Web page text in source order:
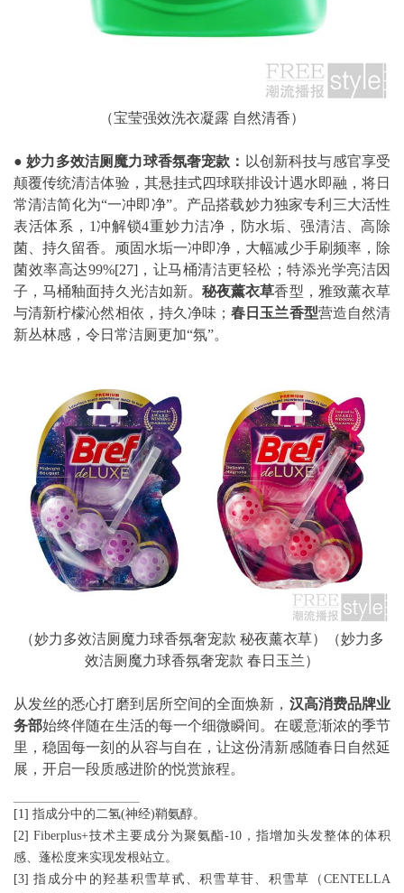
（宝莹强效洗衣凝露 自然清香）
●妙力多效洁厕魔力球香氛奢宠款： 以创新科技与感官享受
颠覆传统清洁体验，其悬挂式四球联排设计遇水即融，将日
常清洁简化为“一冲即净”。产品搭载妙力独家专利三大活性
表活体系，1冲解锁4重妙力洁净，防水垢、强清洁、高除
菌、持久留香。顽固水垢一冲即净，大幅减少手刷频率，除
菌效率高达99%[27]，让马桶清洁更轻松；特添光学亮洁因
子，马桶釉面持久光洁如新。秘夜薰衣草香型，雅致薰衣草
与清新柠檬沁然相依，持久净味；春日玉兰香型营造自然清
新丛林感，令日常洁厕更加“氛”。
（妙力多效洁厕魔力球香氛奢宠款 秘夜薰衣草）（妙力多
效洁厕魔力球香氛奢宠款 春日玉兰）
从发丝的悉心打磨到居所空间的全面焕新， 汉高消费品牌业
务部始终伴随在生活的每一个细微瞬间。在暖意渐浓的季节
里，稳固每一刻的从容与自在，让这份清新感随春日自然延
展，开启一段质感进阶的悦赏旅程。
[1] 指成分中的二氢(神经)鞘氨醇。
[2] Fiberplus+技术主要成分为聚氨酯-10，指增加头发整体的体积
感、蓬松度来实现发根站立。
[3] 指成分中的羟基积雪草甙、积雪草苷、积雪草（CENTELLA